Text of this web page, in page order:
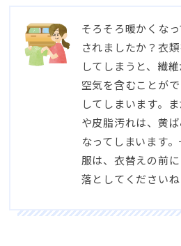
そろそろ暖かくな
されましたか？衣
してしまうと、繊
空気を含むことが
してしまいます。
や皮脂汚れは、黄
なってしまいます
服は、衣替えの前
落としてくださいね